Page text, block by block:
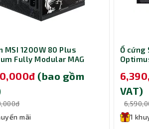
với 1 cổng HDMI 1.4 hỗ trợ độ phân giải
đó, mainboard còn có 1 cổng VGA đáp
với 2 cổng USB 3.2 Gen 1 (5Gbps) cho tốc
như bàn phím, chuột hoặc máy in.
MSI 1200W 80 Plus
Fully Modular MAG
(bao gồm
mãi
Ổ cứng
VAT)
1